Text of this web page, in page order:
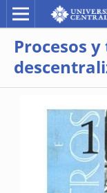
Procesos